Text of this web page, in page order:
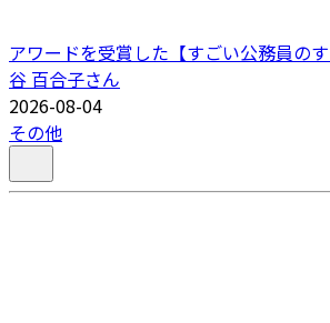
アワードを受賞した【すごい公務員の
谷 百合子さん
2026-08-04
その他